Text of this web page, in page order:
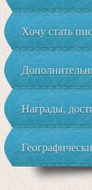
Хочу стать
Награды,